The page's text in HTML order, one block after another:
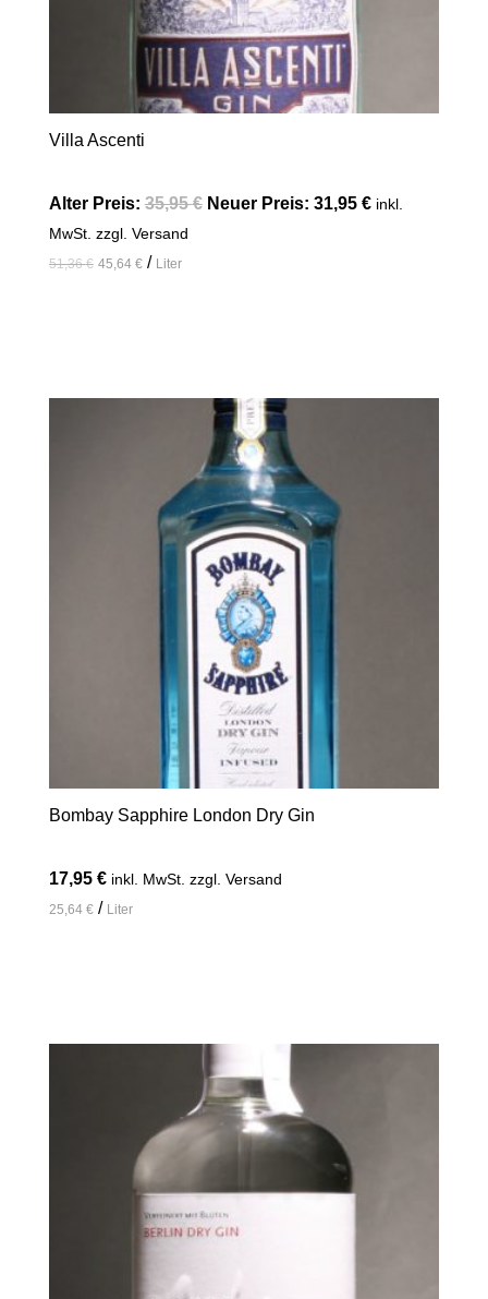
Villa Ascenti
Alter Preis: 35,95€ Neuer Preis: 31,95 € inkl.
MwSt. zzgl. Versand
51,36€ 45,64 €/ Liter
Bombay Sapphire London Dry Gin
17,95 € inkl. MwSt. zzgl. Versand
25,64 €/ Liter